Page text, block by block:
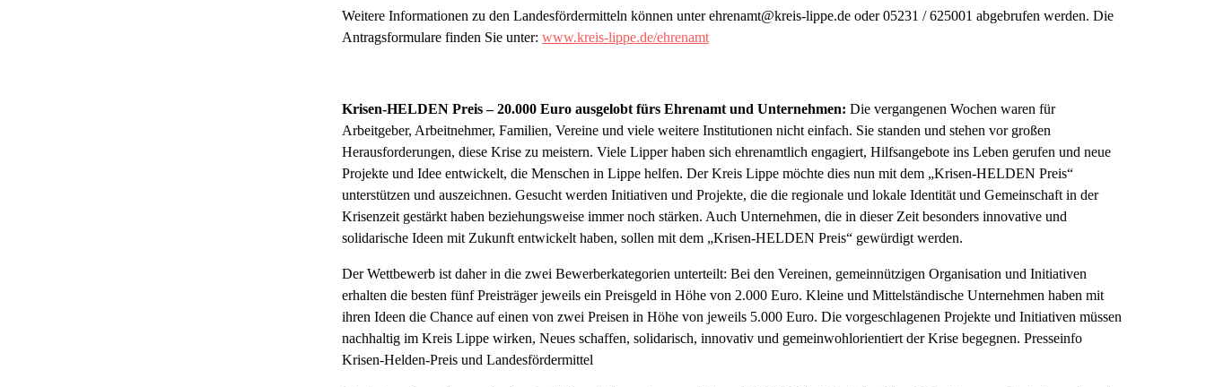
Weitere Informationen zu den Landesfördermitteln können unter ehrenamt@kreis-lippe.de oder 05231 / 625001 abgebrufen werden. Die
Antragsformulare finden Sie unter: www.kreis-lippe.de/ehrenamt
Krisen-HELDEN Preis – 20.000 Euro ausgelobt fürs Ehrenamt und Unternehmen: Die vergangenen Wochen waren für
Arbeitgeber, Arbeitnehmer, Familien, Vereine und viele weitere Institutionen nicht einfach. Sie standen und stehen vor großen
Herausforderungen, diese Krise zu meistern. Viele Lipper haben sich ehrenamtlich engagiert, Hilfsangebote ins Leben gerufen und neue
Projekte und Idee entwickelt, die Menschen in Lippe helfen. Der Kreis Lippe möchte dies nun mit dem „Krisen-HELDEN Preis“
unterstützen und auszeichnen. Gesucht werden Initiativen und Projekte, die die regionale und lokale Identität und Gemeinschaft in der
Krisenzeit gestärkt haben beziehungsweise immer noch stärken. Auch Unternehmen, die in dieser Zeit besonders innovative und
solidarische Ideen mit Zukunft entwickelt haben, sollen mit dem „Krisen-HELDEN Preis“ gewürdigt werden.
Der Wettbewerb ist daher in die zwei Bewerberkategorien unterteilt: Bei den Vereinen, gemeinnützigen Organisation und Initiativen
erhalten die besten fünf Preisträger jeweils ein Preisgeld in Höhe von 2.000 Euro. Kleine und Mittelständische Unternehmen haben mit
ihren Ideen die Chance auf einen von zwei Preisen in Höhe von jeweils 5.000 Euro. Die vorgeschlagenen Projekte und Initiativen müssen
nachhaltig im Kreis Lippe wirken, Neues schaffen, solidarisch, innovativ und gemeinwohlorientiert der Krise begegnen. Presseinfo
Krisen-Helden-Preis und Landesfördermittel